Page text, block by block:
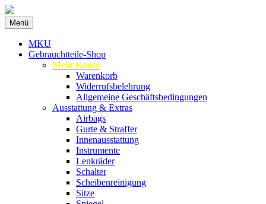
MKU Autoteile
Ersatzteile
Menü Zum
Inhalt
springen
MKU
Gebrauchtteile-Shop
Mein Konto
Warenkorb
Widerrufsbelehrung
Allgemeine Geschäftsbedingungen
Ausstattung & Extras
Airbags
Gurte & Straffer
Innenausstattung
Instrumente
Lenkräder
Schalter
Scheibenreinigung
Sitze